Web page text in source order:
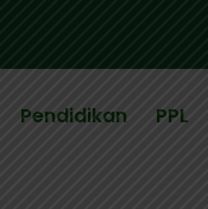
Pendidikan PPL